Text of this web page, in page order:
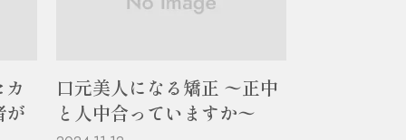
が
口元美人になる矯正 〜正中
と人中合っていますか〜